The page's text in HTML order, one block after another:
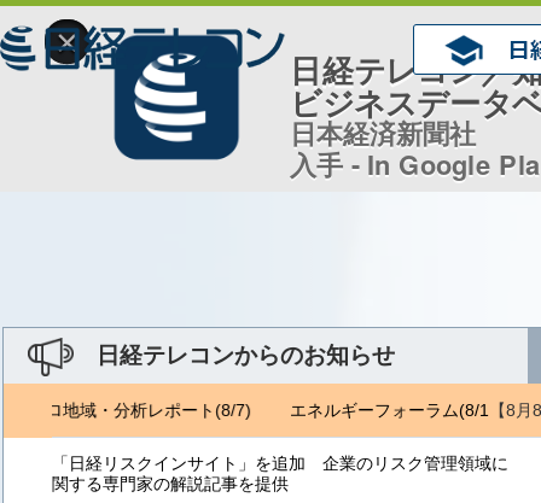
×
日経テレコン／
ビジネスデータ
日本経済新聞社
入手 - In Google
日経テレコンからのお知らせ
【8
トロ地域・分析レポート(8/7) エネルギーフォーラム(8/1) ジェ
「日経リスクインサイト」を追加 企業のリスク管理領域に
関する専門家の解説記事を提供